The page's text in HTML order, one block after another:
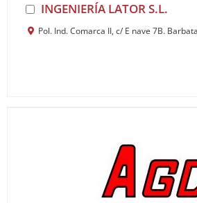
INGENIERÍA LATOR S.L.
Pol. Ind. Comarca II, c/ E nave 7B.